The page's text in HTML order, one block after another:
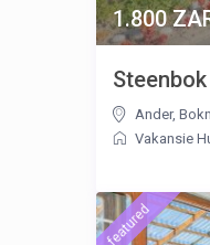
1.800
Ander,
Vakansie
featured